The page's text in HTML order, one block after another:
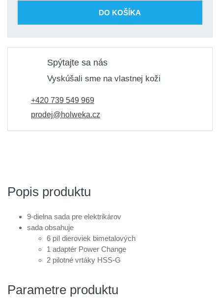
DO KOŠÍKA
Spýtajte sa nás
Vyskúšali sme na vlastnej koži
+420 739 549 969
prodej@holweka.cz
Popis produktu
9-dielna sada pre elektrikárov
sada obsahuje
6 píl dieroviek bimetalových
1 adaptér Power Change
2 pilotné vrtáky HSS-G
Parametre produktu